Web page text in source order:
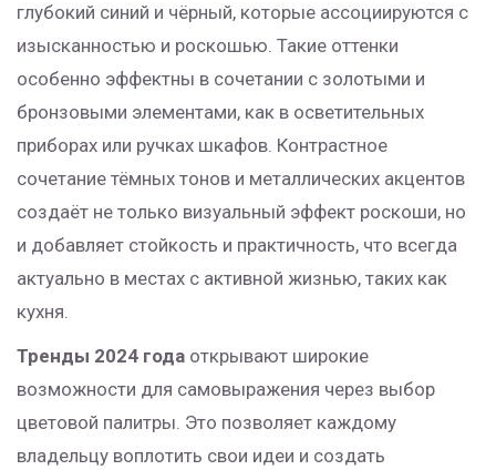
глубокий синий и чёрный, которые ассоциируются с
изысканностью и роскошью. Такие оттенки
особенно эффектны в сочетании с золотыми и
бронзовыми элементами, как в осветительных
приборах или ручках шкафов. Контрастное
сочетание тёмных тонов и металлических акцентов
создаёт не только визуальный эффект роскоши, но
и добавляет стойкость и практичность, что всегда
актуально в местах с активной жизнью, таких как
кухня.
Тренды 2024 года открывают широкие
возможности для самовыражения через выбор
цветовой палитры. Это позволяет каждому
владельцу воплотить свои идеи и создать